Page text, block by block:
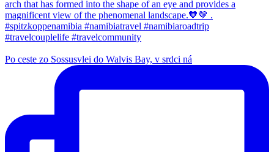
Po ceste zo Sossusvlei do Walvis Bay, v srdci ná